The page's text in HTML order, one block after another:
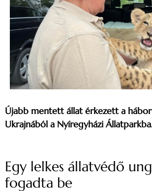
Újabb mentett állat érkezett a
Ukrajnából a Nyíregyházi
Egy lelkes állatvédő
fogadta be